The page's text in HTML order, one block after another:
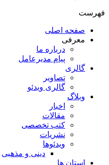
فهرست
صفحه اصلی
معرفی
درباره ما
پیام مدیرعامل
گالری
تصاویر
گالری ویدئو
وبلاگ
اخبار
مقالات
کتب تخصصی
نشریات
ویدئوها
دینی و مذهبی
استان ها